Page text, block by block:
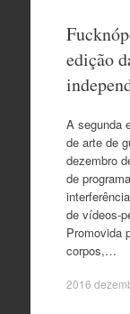
edição
A segunda
de arte de
dezembro
de
de vídeos-
Promovida
corpos,…
2016